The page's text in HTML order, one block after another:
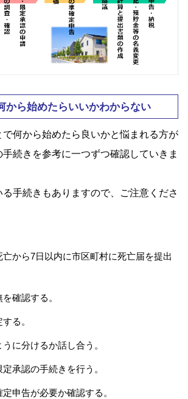
ら始めたらいいかわからない
何から始めたら良いかと悩まれる方が
続きを参考に一つずつ確認していきま
手続きもありますので、ご注意くださ
から7日以内に市区町村に死亡届を提出
確認する。
る。
に分けるか話し合う。
承認の手続きを行う。
申告が必要か確認する。